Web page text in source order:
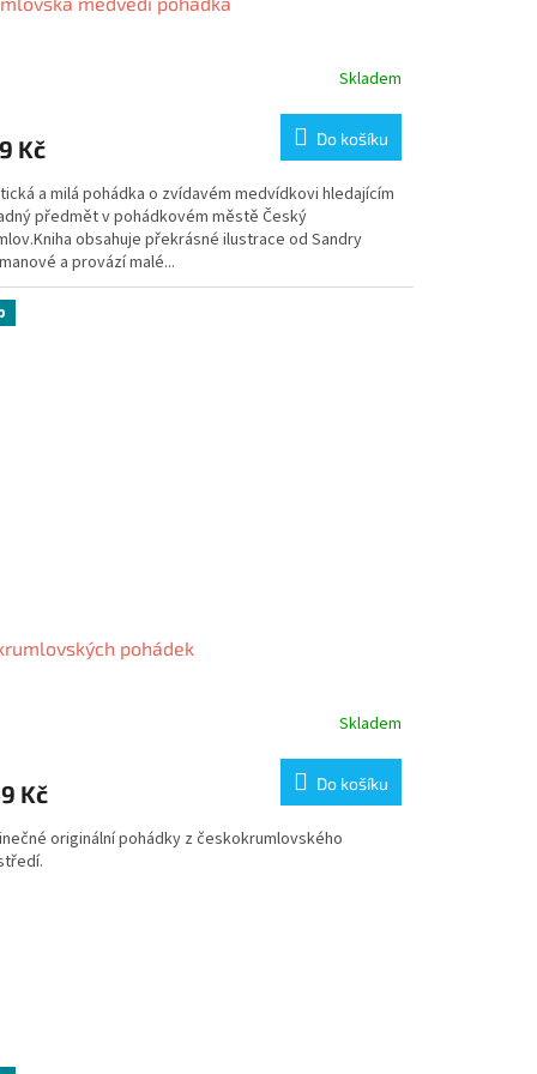
Skladem
Kč Do košíku
a milá pohádka o zvídavém medvídkovi hledajícím
předmět v pohádkovém městě Český
obsahuje překrásné ilustrace od Sandry
a provází malé...
pohádek
Skladem
Kč Do košíku
originální pohádky z českokrumlovského